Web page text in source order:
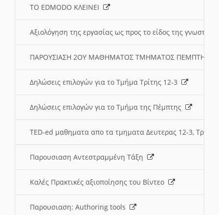
ΤΟ EDMODO ΚΛΕΙΝΕΙ
Αξιολόγηση της εργασίας ως προς το είδος της
ΠΑΡΟΥΣΙΑΣΗ 2ΟΥ ΜΑΘΗΜΑΤΟΣ ΤΜΗΜΑΤΟΣ
Δηλώσεις επιλογών για το Τμήμα Τρίτης 12-3
Δηλώσεις επιλογών για το Τμήμα της Πέμπτης
TED-ed μαθηματα απο τα τμηματα Δευτερας 12-3,
Παρουσιαση Αντεστραμμένη Τάξη
Καλές Πρακτικές αξιοποίησης του Βίντεο
Παρουσιαση: Authoring tools